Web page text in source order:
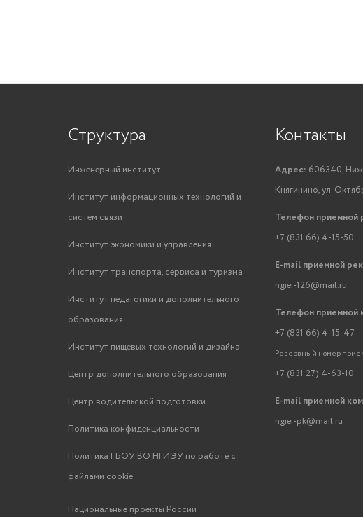
Структура
Инженерный институт
Институт информационных технологий и
систем связи
Институт экономики и управления
Институт транспорта, сервиса и туризма
Институт педагогики и дополнительного
образования
Институт пищевых технологий и дизайна
Центр дополнительного образования
Центр водительской подготовки
Политика конфиденциальности
Политика ГБОУ ВО НГИЭУ по работе с
файлами cookie
Национальные проекты России
Контакты
Адрес: 606340,
Княгинино, ул.
Телефон приемной
+7 (831 66) 4-15-50
E-mail приемной
ngiei-126@mail.ru
Телефон приемной
+7 (831 66) 4-15-47
Резервный номер
+7 (831 27) 4-63-10
E-mail приемной
ngiei-pk@mail.ru